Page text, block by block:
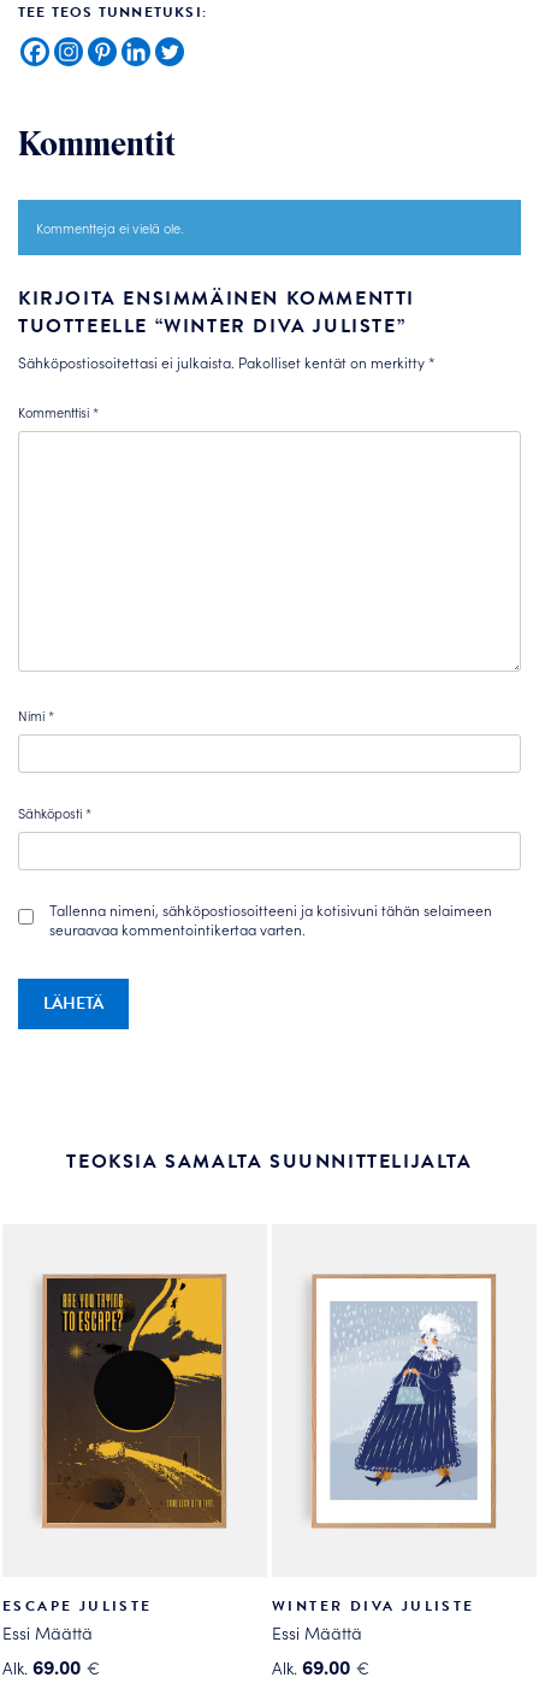
TEE TEOS TUNNETUKSI:
Kommentit
Kommentteja ei vielä ole.
KIRJOITA ENSIMMÄINEN KOMMENTTI
TUOTTEELLE “WINTER DIVA JULISTE”
Sähköpostiosoitettasi ei julkaista. Pakolliset kentät on merkitty*
Kommenttisi*
Nimi*
Sähköposti*
Tallenna nimeni, sähköpostiosoitteeni ja kotisivuni tähän selaimeen
seuraavaa kommentointikertaa varten.
TEOKSIA SAMALTA SUUNNITTELIJALTA
ESCAPE JULISTE
Essi Määttä
Alk. 69.00 €
WINTER DIVA JULISTE
Essi Määttä
Alk. 69.00 €